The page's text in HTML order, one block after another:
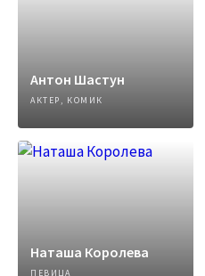
Антон Шастун
АКТЕР, КОМИК
Наташа Королева
ПЕВИЦА